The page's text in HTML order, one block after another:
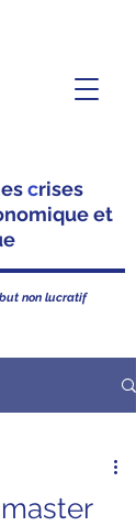
crises
et
non lucratif